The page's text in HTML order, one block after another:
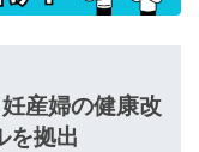
産婦の健康改
を拠出